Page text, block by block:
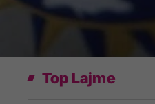
Top Lajme